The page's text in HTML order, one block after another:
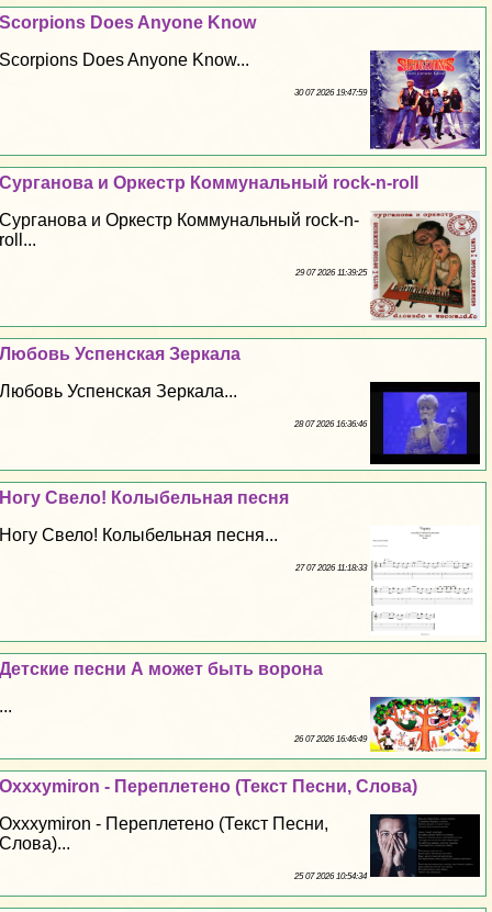
Scorpions Does Anyone Know
Scorpions Does Anyone Know...
30 07 2026 19:47:59
Сурганова и Оркестр Коммунальный rock-n-roll
Сурганова и Оркестр Коммунальный rock-n-
roll...
29 07 2026 11:39:25
Любовь Успенская Зеркала
Любовь Успенская Зеркала...
28 07 2026 16:36:46
Ногу Свело! Колыбельная песня
Ногу Свело! Колыбельная песня...
27 07 2026 11:18:33
Детские песни А может быть ворона
...
26 07 2026 16:46:49
Oxxxymiron - Переплетено (Текст Песни, Слова)
Oxxxymiron - Переплетено (Текст Песни,
Слова)...
25 07 2026 10:54:34